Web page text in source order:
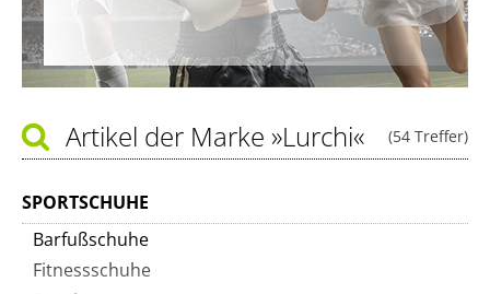
(54 Treffer)
Artikel der Marke »Lurchi«
SPORTSCHUHE
Barfußschuhe
Fitnessschuhe